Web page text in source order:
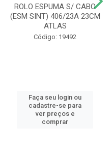
ROLO ESPUMA S/ CABO
(ESM SINT) 406/23A 23CM
ATLAS
Código: 19492
Faça seu login ou
cadastre-se para
ver preços e
comprar